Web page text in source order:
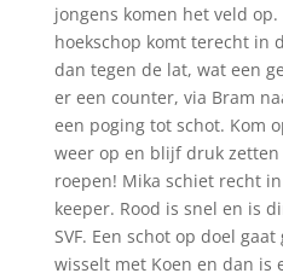
jongens komen het veld
hoekschop komt terecht in
dan tegen de lat, wat een
er een counter, via Bram
een poging tot schot. Kom
weer op en blijf druk
roepen! Mika schiet recht
keeper. Rood is snel en is
SVF. Een schot op doel
wisselt met Koen en dan is